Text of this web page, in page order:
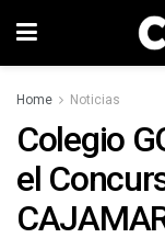
Home Noticias
Colegio
el